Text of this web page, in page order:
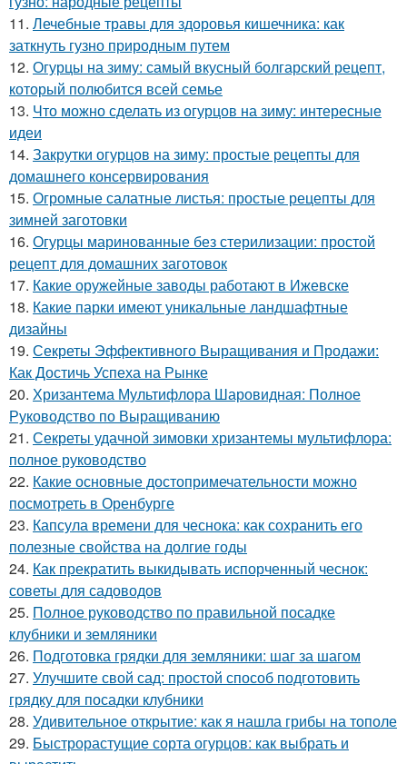
11. Лечебные травы для здоровья кишечника: как
заткнуть гузно природным путем
12. Огурцы на зиму: самый вкусный болгарский рецепт,
который полюбится всей семье
13. Что можно сделать из огурцов на зиму: интересные
идеи
14. Закрутки огурцов на зиму: простые рецепты для
домашнего консервирования
15. Огромные салатные листья: простые рецепты для
зимней заготовки
16. Огурцы маринованные без стерилизации: простой
рецепт для домашних заготовок
17. Какие оружейные заводы работают в Ижевске
18. Какие парки имеют уникальные ландшафтные
дизайны
19. Секреты Эффективного Выращивания и Продажи:
Как Достичь Успеха на Рынке
20. Хризантема Мультифлора Шаровидная: Полное
Руководство по Выращиванию
21. Секреты удачной зимовки хризантемы мультифлора:
полное руководство
22. Какие основные достопримечательности можно
посмотреть в Оренбурге
23. Капсула времени для чеснока: как сохранить его
полезные свойства на долгие годы
24. Как прекратить выкидывать испорченный чеснок:
советы для садоводов
25. Полное руководство по правильной посадке
клубники и земляники
26. Подготовка грядки для земляники: шаг за шагом
27. Улучшите свой сад: простой способ подготовить
грядку для посадки клубники
28. Удивительное открытие: как я нашла грибы на тополе
29. Быстрорастущие сорта огурцов: как выбрать и